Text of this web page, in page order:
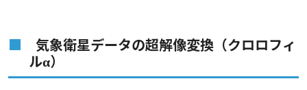
気象衛星データの超解像変換（クロロフィ
ルα）